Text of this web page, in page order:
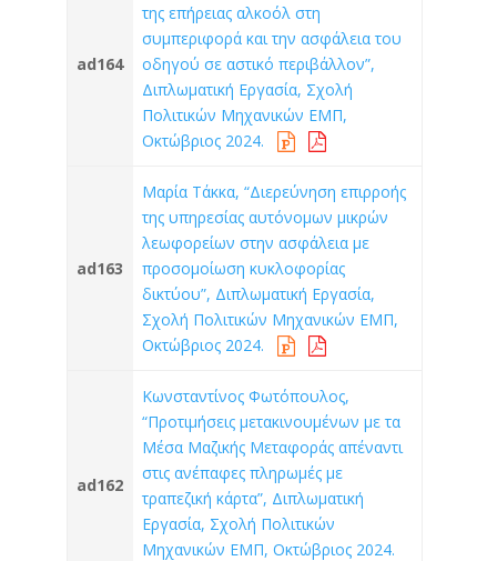
ad164
της επήρειας αλκοόλ στη
συμπεριφορά και την ασφάλεια του
οδηγού σε αστικό περιβάλλον”,
Διπλωματική Εργασία, Σχολή
Πολιτικών Μηχανικών ΕΜΠ,
Οκτώβριος 2024.
ad163
Μαρία Τάκκα, “Διερεύνηση επιρροής
της υπηρεσίας αυτόνομων μικρών
λεωφορείων στην ασφάλεια με
προσομοίωση κυκλοφορίας
δικτύου”, Διπλωματική Εργασία,
Σχολή Πολιτικών Μηχανικών ΕΜΠ,
Οκτώβριος 2024.
ad162
Κωνσταντίνος Φωτόπουλος,
“Προτιμήσεις μετακινουμένων με τα
Μέσα Μαζικής Μεταφοράς απέναντι
στις ανέπαφες πληρωμές με
τραπεζική κάρτα”, Διπλωματική
Εργασία, Σχολή Πολιτικών
Μηχανικών ΕΜΠ, Οκτώβριος 2024.